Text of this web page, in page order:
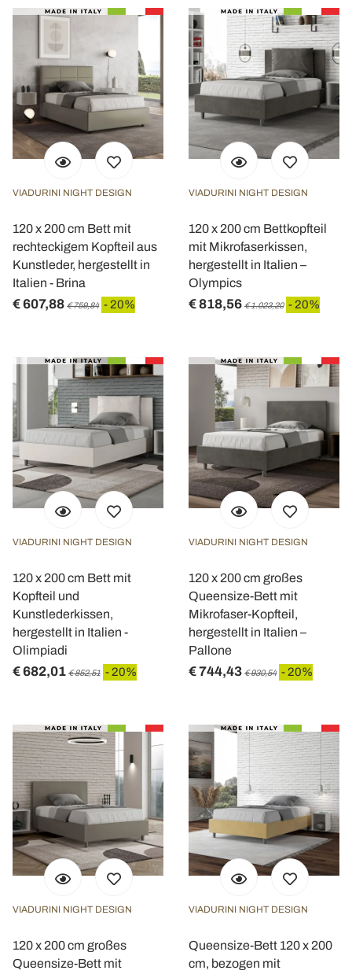
VIADURINI NIGHT DESIGN
120 x 200 cm Bett mit
rechteckigem Kopfteil aus
Kunstleder, hergestellt in
Italien - Brina
€ 607,88 € 759,84 - 20%
VIADURINI NIGHT DESIGN
120 x 200 cm Bettkopfteil
mit Mikrofaserkissen,
hergestellt in Italien –
Olympics
€ 818,56 € 1.023,20 - 20%
VIADURINI NIGHT DESIGN
120 x 200 cm Bett mit
Kopfteil und
Kunstlederkissen,
hergestellt in Italien -
Olimpiadi
€ 682,01 € 852,51 - 20%
VIADURINI NIGHT DESIGN
120 x 200 cm großes
Queensize-Bett mit
Mikrofaser-Kopfteil,
hergestellt in Italien –
Pallone
€ 744,43 € 930,54 - 20%
VIADURINI NIGHT DESIGN
120 x 200 cm großes
Queensize-Bett mit
VIADURINI NIGHT DESIGN
Queensize-Bett 120 x 200
cm, bezogen mit